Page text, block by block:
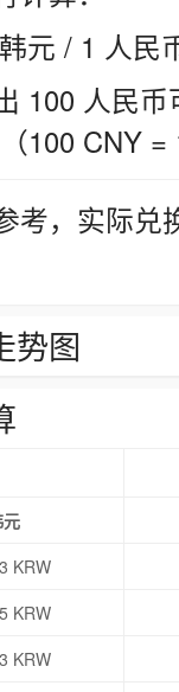
元 / 1 人民
100 人民
100 CNY =
考，实际
势图
KRW
KRW
KRW